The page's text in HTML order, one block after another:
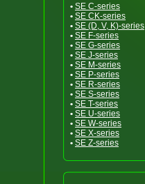
• SE C-series
• SE CK-series
• SE (D, V, K)-series
• SE F-series
• SE G-series
• SE J-series
• SE M-series
• SE P-series
• SE R-series
• SE S-series
• SE T-series
• SE U-series
• SE W-series
• SE X-series
• SE Z-series